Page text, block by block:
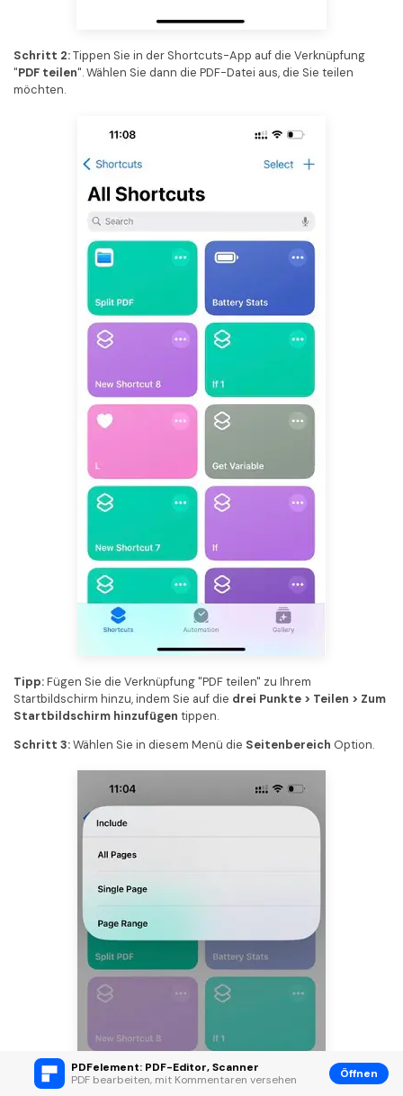
PDFelement: PDF-Editor, Scanner
PDF bearbeiten, mit Kommentaren versehen
Öffnen
Schritt 2:Tippen Sie in der Shortcuts-App auf die Verknüpfung
"PDF teilen". Wählen Sie dann die PDF-Datei aus, die Sie teilen
möchten.
Tipp:Fügen Sie die Verknüpfung "PDF teilen" zu Ihrem
Startbildschirm hinzu, indem Sie auf die drei Punkte > Teilen > Zum
Startbildschirm hinzufügen tippen.
Schritt 3:Wählen Sie in diesem Menü die Seitenbereich Option.